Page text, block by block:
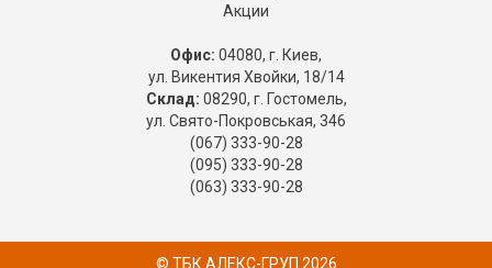
Акции
Офис: 04080, г. Киев,
ул. Викентия Хвойки, 18/14
Склад: 08290, г. Гостомель,
ул. Свято-Покровськая, 346
(067) 333-90-28
(095) 333-90-28
(063) 333-90-28
© ТБК АЛЕКС-ГРУП 2026